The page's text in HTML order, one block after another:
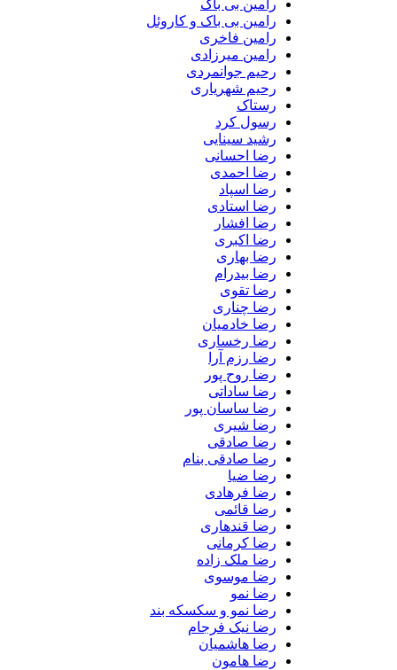
رامین بی باک
رامین بی باک و کاروئل
رامین فاخری
رامین میرزادی
رحیم جوانمردی
رحیم شهریاری
رستاک
رسول کرد
رشید سینایی
رضا احسانی
رضا احمدی
رضا اسپاد
رضا استادی
رضا افشار
رضا اکبری
رضا بهاری
رضا بیدرام
رضا تقوی
رضا چناری
رضا خادمیان
رضا رخساری
رضا رزم آرا
رضا روح پور
رضا ساداتی
رضا ساسان پور
رضا شیری
رضا صادقی
رضا صادقی بنام
رضا ضیا
رضا فرهادی
رضا قائمی
رضا قندهاری
رضا کرمانی
رضا ملک زاده
رضا موسوی
رضا نمو
رضا نمو و سکسکه بند
رضا نیک فرجام
رضا هاشمیان
رضا هامون